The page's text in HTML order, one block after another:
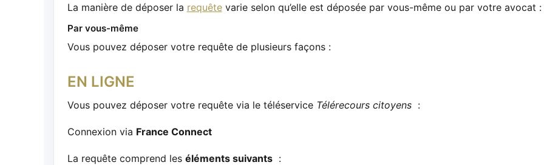
La manière de déposer la requêtevarie selon qu’elle est déposée par vous-même ou par votre avocat :
Par vous-même
Vous pouvez déposer votre requête de plusieurs façons :
EN LIGNE
Vous pouvez déposer votre requête via le téléservice Télérecours citoyens:
Connexion via France Connect
La requête comprend les éléments suivants: